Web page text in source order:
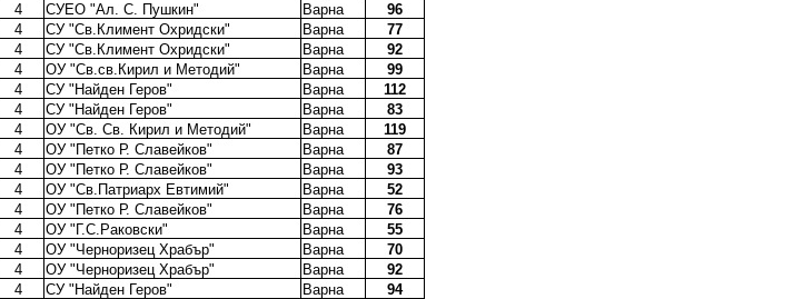
4 СУЕО "Ал. С. Пушкин" Варна
96
4 СУ "Св.Климент Охридски" Варна
77
4 СУ "Св.Климент Охридски" Варна
92
4 ОУ "Св.св.Кирил и Методий" Варна
99
4 СУ "Найден Геров" Варна
112
4 СУ "Найден Геров" Варна
83
4 ОУ "Св. Св. Кирил и Методий" Варна
119
4 ОУ "Петко Р. Славейков" Варна
87
4 ОУ "Петко Р. Славейков" Варна
93
4 ОУ "Св.Патриарх Евтимий" Варна
52
4 ОУ "Петко Р. Славейков" Варна
76
4 ОУ "Г.С.Раковски" Варна
55
4 ОУ "Черноризец Храбър" Варна
70
4 ОУ "Черноризец Храбър" Варна
92
4 СУ "Найден Геров" Варна
94